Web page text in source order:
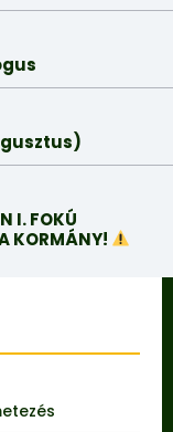
I. FOKÚ
KORMÁNY!